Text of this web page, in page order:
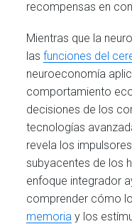
recompensas en
Mientras que la
lasfunciones del
neuroeconomía
comportamiento
decisiones de los
tecnologías
revela los
subyacentes de los
enfoque integrador
comprender cómo
memoria y los